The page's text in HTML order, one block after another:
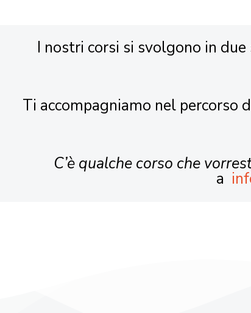
I nostri corsi si svolgono in
Ti accompagniamo nel percorso
C’è qualche corso che
a